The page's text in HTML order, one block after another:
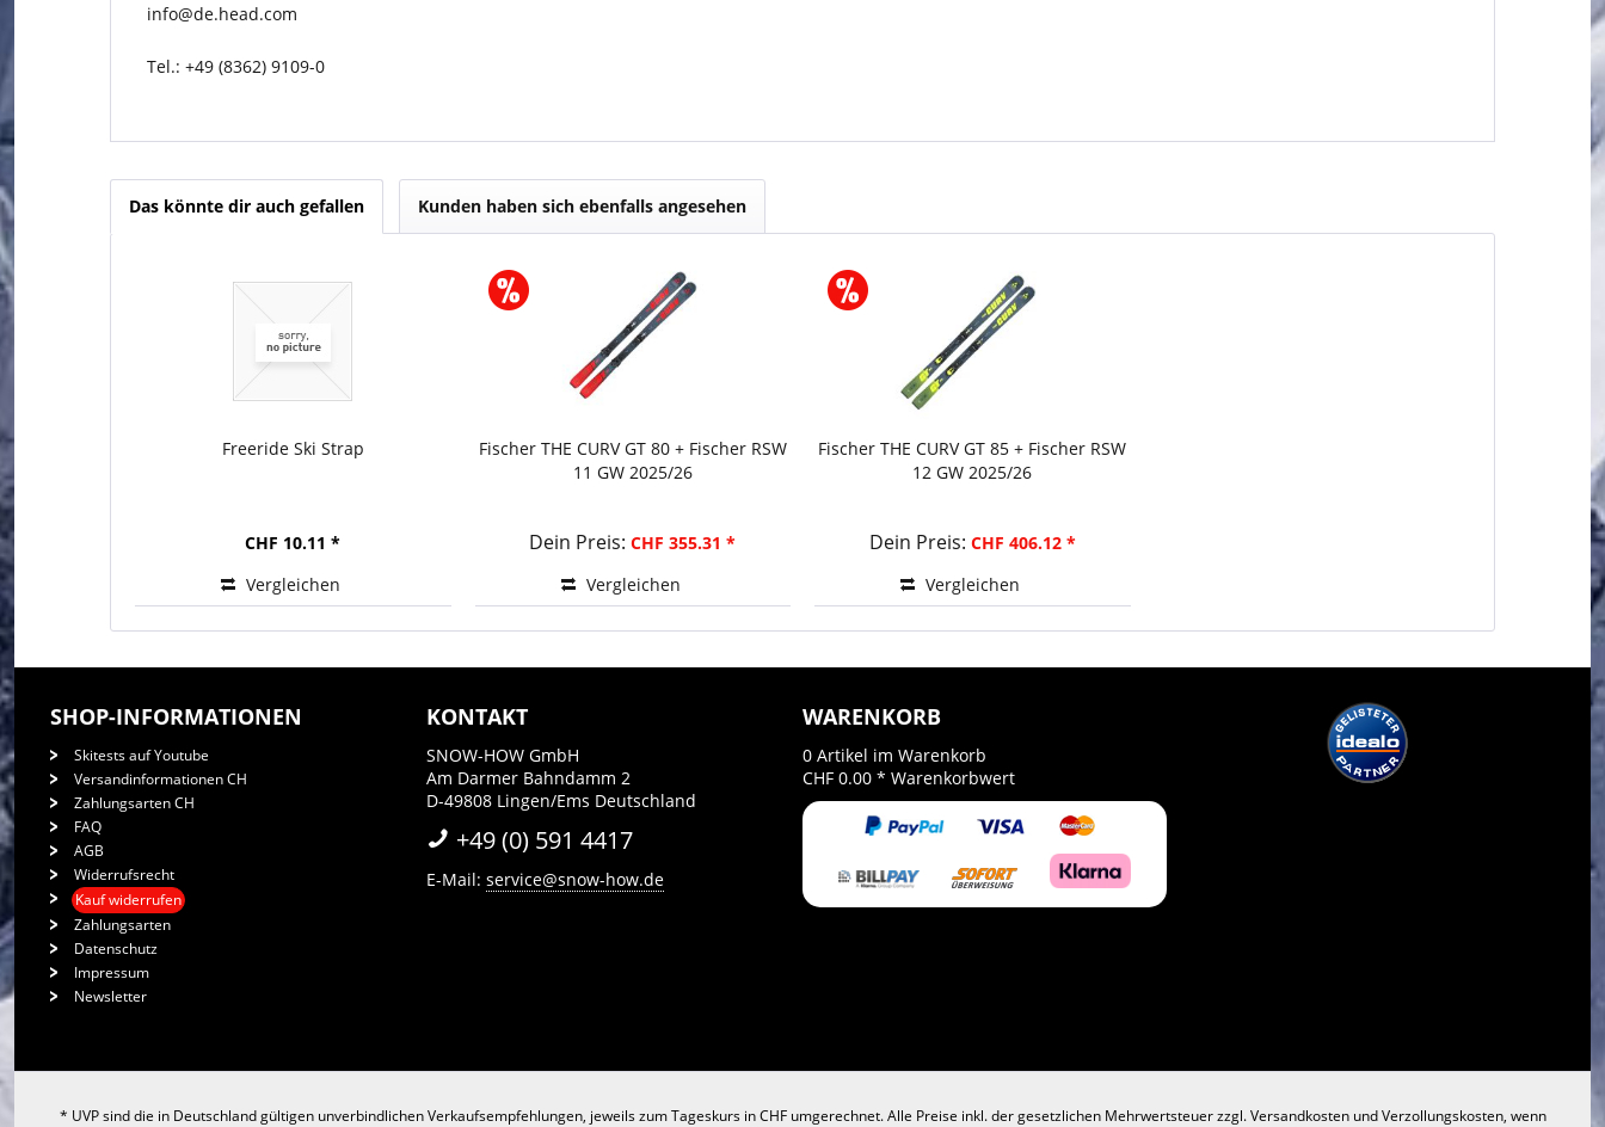
info@de.head.com
Tel.: +49 (8362) 9109-0
Das könnte dir auch gefallen Kunden haben sich ebenfalls angesehen
Freeride Ski Strap
CHF 10.11 *
Vergleichen
Fischer THE CURV GT 80 + Fischer RSW
11 GW 2025/26
Dein Preis: CHF 355.31 *
Vergleichen
Fischer THE CURV GT 85 + Fischer RSW
12 GW 2025/26
Dein Preis: CHF 406.12 *
Vergleichen
SHOP-INFORMATIONEN
Skitests auf Youtube
Versandinformationen CH
Zahlungsarten CH
FAQ
AGB
Widerrufsrecht
Kauf widerrufen
Zahlungsarten
Datenschutz
Impressum
Newsletter
KONTAKT
SNOW-HOW GmbH
Am Darmer Bahndamm 2
D-49808 Lingen/Ems Deutschland
+49 (0) 591 4417
E-Mail: service@snow-how.de
WARENKORB
0 Artikel im Warenkorb
CHF 0.00 * Warenkorbwert
* UVP sind die in Deutschland gültigen unverbindlichen Verkaufsempfehlungen, jeweils zum Tageskurs in CHF umgerechnet. Alle Preise inkl. der gesetzlichen Mehrwertsteuer zzgl.Versandkostenund Verzollungskosten, wenn